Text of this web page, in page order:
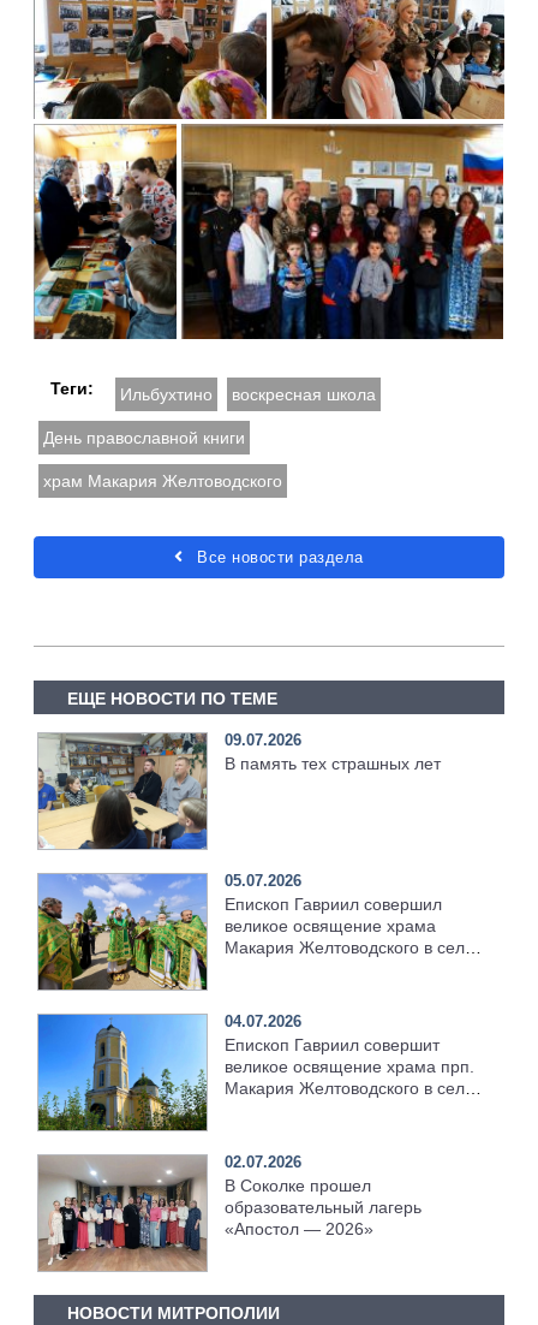
Теги: Ильбухтино воскресная школа
День православной книги
храм Макария Желтоводского
Все новости раздела
ЕЩЕ НОВОСТИ ПО ТЕМЕ
09.07.2026
В память тех страшных лет
05.07.2026
Епископ Гавриил совершил
великое освящение храма
Макария Желтоводского в селе
04.07.2026
Епископ Гавриил совершит
великое освящение храма прп.
Макария Желтоводского в селе
02.07.2026
В Соколке прошел
образовательный лагерь
«Апостол — 2026»
НОВОСТИ МИТРОПОЛИИ